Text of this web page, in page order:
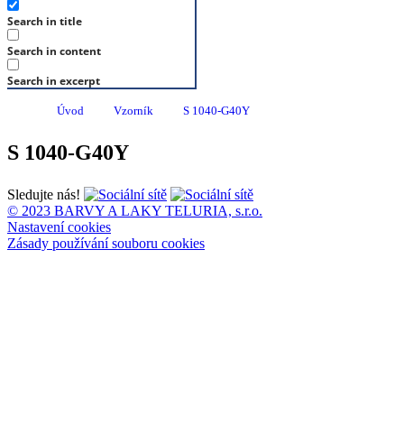
Search in title
Search in content
Search in excerpt
Úvod Vzorník S 1040-G40Y
S 1040-G40Y
Sledujte nás!
© 2023 BARVY A LAKY TELURIA, s.r.o.
Nastavení cookies
Zásady používání souboru cookies